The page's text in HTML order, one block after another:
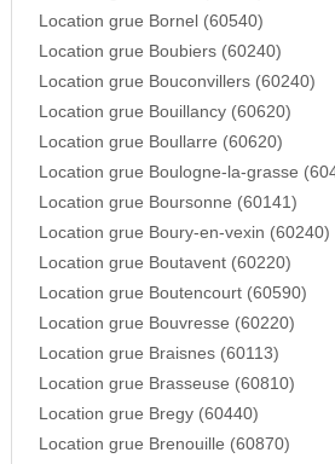
Location grue Bornel (60540)
Location grue Boubiers (60240)
Location grue Bouconvillers (60240)
Location grue Bouillancy (60620)
Location grue Boullarre (60620)
Location grue Boulogne-la-grasse
Location grue Boursonne (60141)
Location grue Boury-en-vexin (60240)
Location grue Boutavent (60220)
Location grue Boutencourt (60590)
Location grue Bouvresse (60220)
Location grue Braisnes (60113)
Location grue Brasseuse (60810)
Location grue Bregy (60440)
Location grue Brenouille (60870)